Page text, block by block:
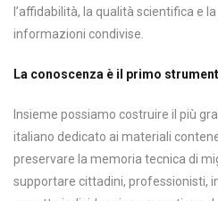
l’affidabilità, la qualità scientifica e
informazioni condivise.
La conoscenza è il primo
Insieme possiamo costruire il più
italiano dedicato ai materiali
preservare la memoria tecnica di
supportare cittadini, professionisti,